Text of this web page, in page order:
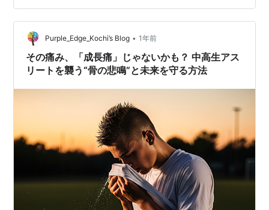
っせつ） すねの骨にストレスが繰り返し伝わることによ
り生じる疲労骨折で、骨折が生じる部分により、疾走型
と跳躍型に分類されています…
Purple_Edge_Kochi’s Blog • 1年前
その痛み、「成長痛」じゃないかも？ 中高生アス
リートを襲う“骨の悲鳴”と未来を守る方法